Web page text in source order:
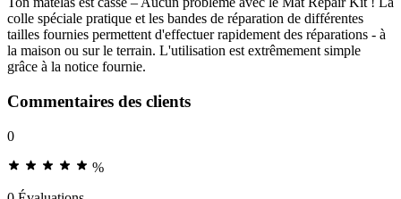
colle spéciale pratique et les bandes de réparation de différentes
tailles fournies permettent d'effectuer rapidement des réparations - à
la maison ou sur le terrain. L'utilisation est extrêmement simple
grâce à la notice fournie.
Commentaires des clients
0
%